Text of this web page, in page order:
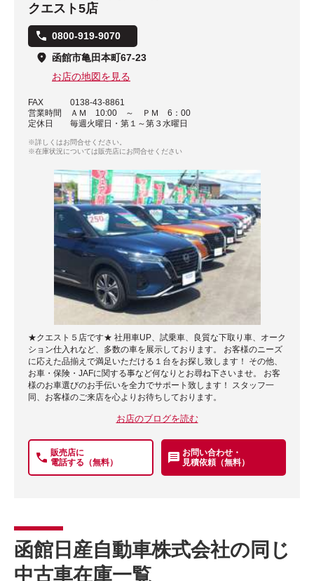
クエスト5店
0800-919-9070
函館市亀田本町67-23
お店の地図を見る
FAX
0138-43-8861
営業時間
ＡＭ 10:00 ～ ＰＭ 6：00
定休日
毎週火曜日・第１～第３水曜日
※詳しくはお問合せください。
※在庫状況については販売店にお問合せください
★クエスト５店です★ 社用車UP、試乗車、良質な下取り車、オーク
ション仕入れなど、多数の車を展示しております。 お客様のニーズ
に応えた品揃えで満足いただける１台をお探し致します！ その他、
お車・保険・JAFに関する事など何なりとお尋ね下さいませ。 お客
様のお車選びのお手伝いを全力でサポート致します！ スタッフ一
同、お客様のご来店を心よりお待ちしております。
お店のブログを読む
販売店に
電話する（無料）
お問い合わせ・
見積依頼（無料）
函館日産自動車株式会社の同じ
中古車在庫一覧